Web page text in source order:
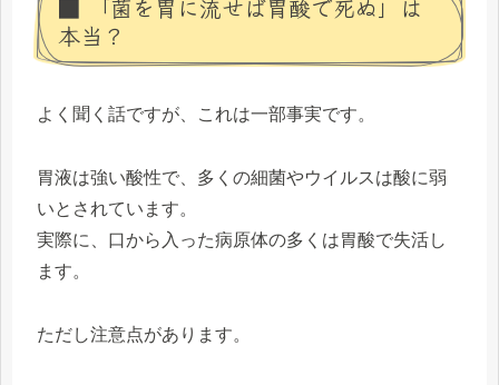
■ 「菌を胃に流せば胃酸で死ぬ」は
本当？
よく聞く話ですが、これは一部事実です。
胃液は強い酸性で、多くの細菌やウイルスは酸に弱
いとされています。
実際に、口から入った病原体の多くは胃酸で失活し
ます。
ただし注意点があります。